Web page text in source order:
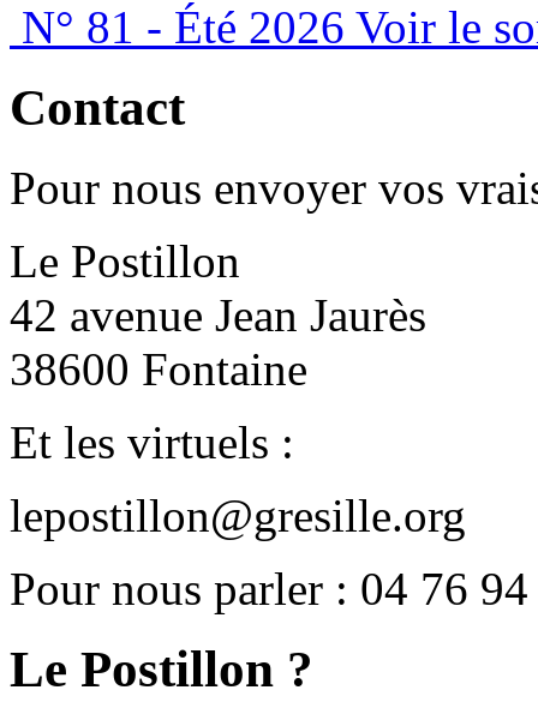
N° 81 - Été 2026 Voir le
Contact
Pour nous envoyer vos
Le Postillon
42 avenue Jean Jaurès
38600 Fontaine
Et les virtuels :
lepostillon@gresille.org
Pour nous parler : 04 76
Le Postillon ?